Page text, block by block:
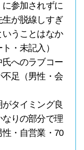
に参加されずに
が脱線しすぎ
うことはなか
・未記入）
氏へのラブコー
足（男性・会
がタイミング良
なりの部分で理
・自営業・70